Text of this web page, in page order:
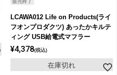
販売終了
LCAWA012 Life on Products(ライ
フオンプロダクツ) あったかキルテ
ィング USB給電式マフラー
¥4,378 税込
在庫切れ